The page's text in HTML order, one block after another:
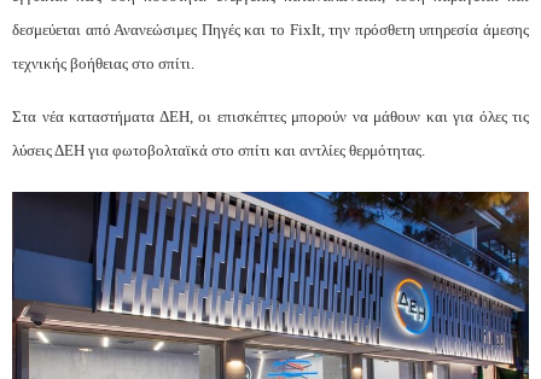
δεσμεύεται από Ανανεώσιμες Πηγές και το FixIt, την πρόσθετη υπηρεσία άμεσης
τεχνικής βοήθειας στο σπίτι.
Στα νέα καταστήματα ΔΕΗ, οι επισκέπτες μπορούν να μάθουν και για όλες τις
λύσεις ΔΕΗ για φωτοβολταϊκά στο σπίτι και αντλίες θερμότητας.